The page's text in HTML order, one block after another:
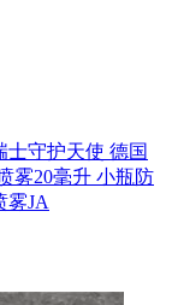
士守护天使 德国
雾20毫升 小瓶防
雾JA